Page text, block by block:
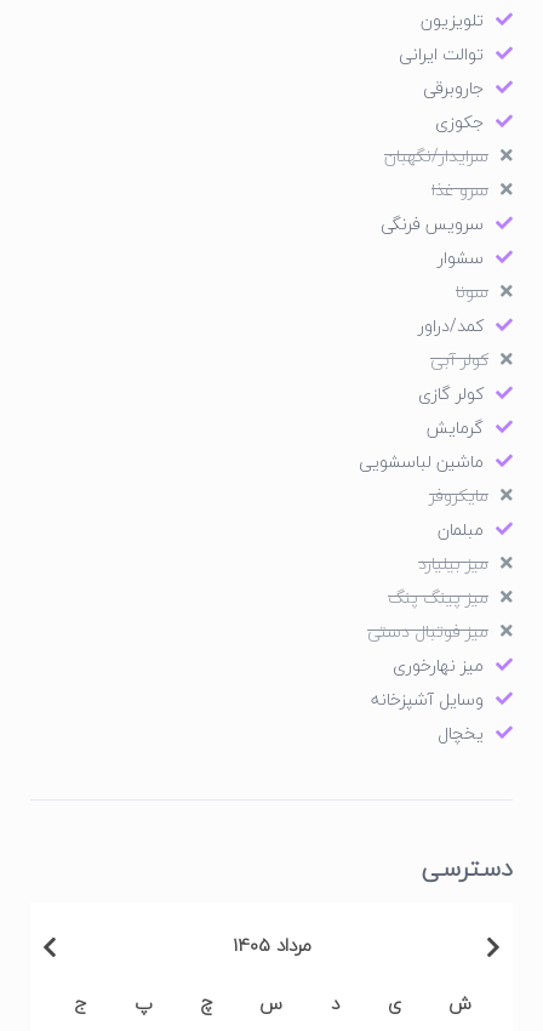
بکشید و آرامش واقعی را لمس کنید.
تلویزیون
توالت ایرانی
جاروبرقی
جکوزی
سرایدار/نگهبان
سرو غذا
سرویس فرنگی
سشوار
سونا
کمد/دراور
کولر آبی
کولر گازی
گرمایش
ماشین لباسشویی
مایکروفر
مبلمان
میز بیلیارد
میز پینگ پنگ
میز فوتبال دستی
میز نهارخوری
وسایل آشپزخانه
یخچال
دسترسی
مرداد 1405
ش
ی د س چ پ ج